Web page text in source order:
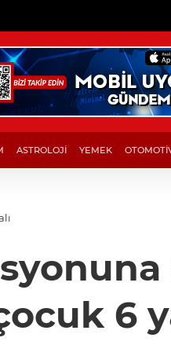
ASTROLOJİ YEMEK
6